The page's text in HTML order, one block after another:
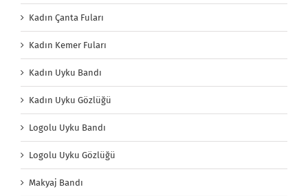
Kadın Çanta Fuları
Kadın Kemer Fuları
Kadın Uyku Bandı
Kadın Uyku Gözlüğü
Logolu Uyku Bandı
Logolu Uyku Gözlüğü
Makyaj Bandı